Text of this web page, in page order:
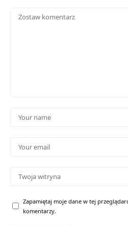
Zapamiętaj moje dane w tej
komentarzy.